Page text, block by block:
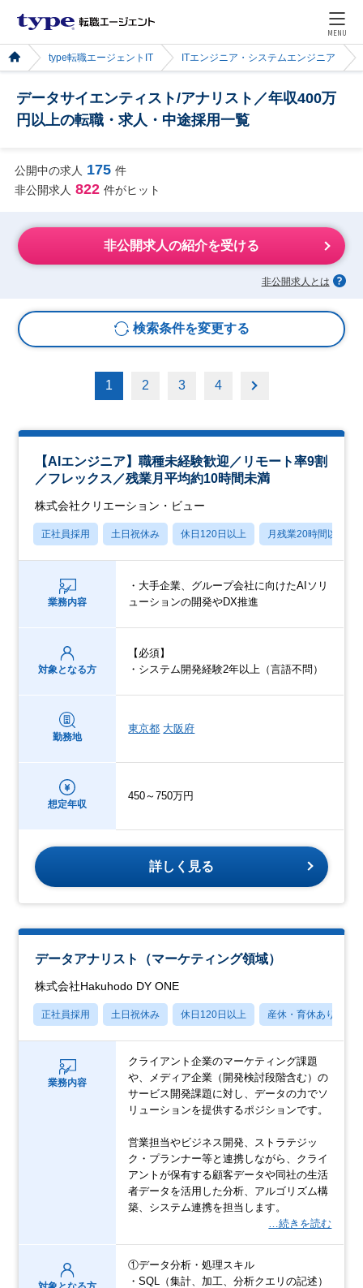
MENU
type転職エージェントIT ITエンジニア・システムエンジニア
データサイエンティスト/アナリスト／年収400万
円以上の転職・求人・中途採用一覧
公開中の求人 175 件
非公開求人 822 件がヒット
非公開求人の紹介を受ける
非公開求人とは
検索条件を変更する
1 2 3 4
【AIエンジニア】職種未経験歓迎／リモート率9割
／フレックス／残業月平均約10時間未満
株式会社クリエーション・ビュー
正社員採用 土日祝休み 休日120日以上 月残業20時間以内
業務内容
・大手企業、グループ会社に向けたAIソリ
ューションの開発やDX推進
対象となる方
【必須】
・システム開発経験2年以上（言語不問）
勤務地
東京都 大阪府
想定年収
450～750万円
詳しく見る
データアナリスト（マーケティング領域）
株式会社Hakuhodo DY ONE
正社員採用 土日祝休み 休日120日以上 産休・育休あり
業務内容
クライアント企業のマーケティング課題
や、メディア企業（開発検討段階含む）の
サービス開発課題に対し、データの力でソ
リューションを提供するポジションです。
営業担当やビジネス開発、ストラテジッ
ク・プランナー等と連携しながら、クライ
アントが保有する顧客データや同社の生活
者データを活用した分析、アルゴリズム構
築、システム連携を担当します。
…続きを読む
①データ分析・処理スキル
・SQL（集計、加工、分析クエリの記述）